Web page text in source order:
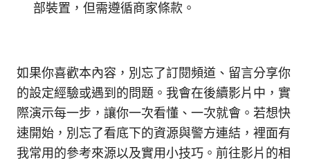
部裝置，但需遵循商家條款。
如果你喜歡本內容，別忘了訂閱頻道、留言分享你
的設定經驗或遇到的問題。我會在後續影片中，實
際演示每一步，讓你一次看懂、一次就會。若想快
速開始，別忘了看底下的資源與警方連結，裡面有
我常用的參考來源以及實用小技巧。前往影片的相